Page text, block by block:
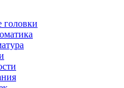
головки